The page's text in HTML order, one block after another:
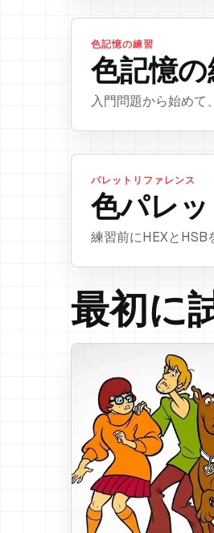
色記憶の練習
色記憶
入門問題から始めて
パレットリファレンス
色パレ
練習前にHEXとHSB
最初に